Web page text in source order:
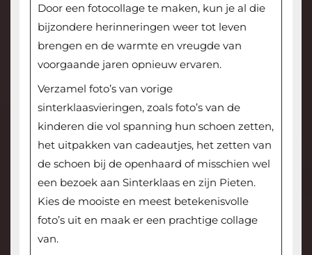
Door een fotocollage te maken, kun je al die
bijzondere herinneringen weer tot leven
brengen en de warmte en vreugde van
voorgaande jaren opnieuw ervaren.
Verzamel foto’s van vorige
sinterklaasvieringen, zoals foto’s van de
kinderen die vol spanning hun schoen zetten,
het uitpakken van cadeautjes, het zetten van
de schoen bij de openhaard of misschien wel
een bezoek aan Sinterklaas en zijn Pieten.
Kies de mooiste en meest betekenisvolle
foto’s uit en maak er een prachtige collage
van.